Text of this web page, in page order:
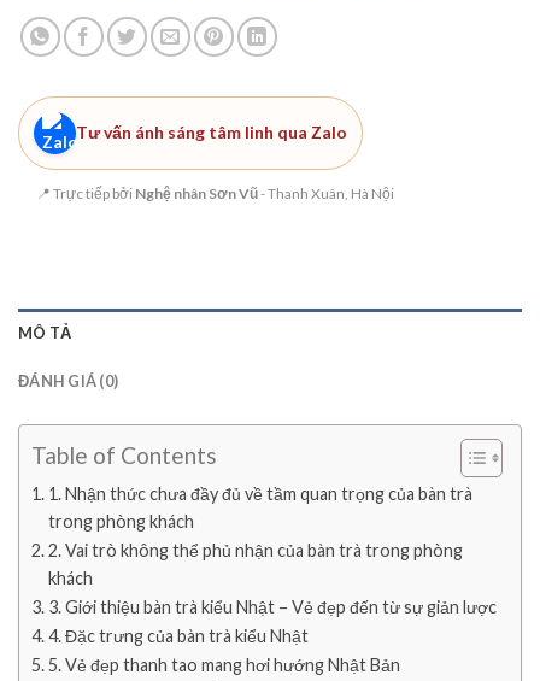
Tư vấn ánh sáng tâm linh qua Zalo
📍 Trực tiếp bởi Nghệ nhân Sơn Vũ- Thanh Xuân, Hà Nội
MÔ TẢ
ĐÁNH GIÁ (0)
Table of Contents
1. Nhận thức chưa đầy đủ về tầm quan trọng của bàn trà
trong phòng khách
2. Vai trò không thể phủ nhận của bàn trà trong phòng
khách
3. Giới thiệu bàn trà kiểu Nhật – Vẻ đẹp đến từ sự giản lược
4. Đặc trưng của bàn trà kiểu Nhật
5. Vẻ đẹp thanh tao mang hơi hướng Nhật Bản